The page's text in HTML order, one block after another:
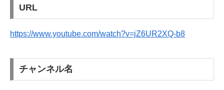
URL
https://www.youtube.com/watch?v=jZ6UR2XQ-b8
チャンネル名